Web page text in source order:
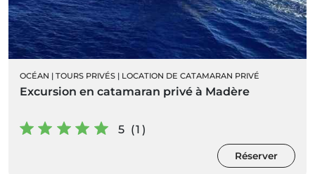
OCÉAN | TOURS PRIVÉS | LOCATION DE CATAMARAN PRIVÉ
Excursion en catamaran privé à Madère
5 (1)
Réserver